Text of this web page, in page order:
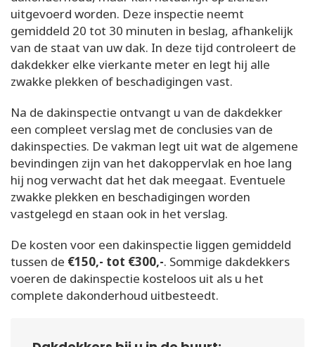
uitgevoerd worden. Deze inspectie neemt
gemiddeld 20 tot 30 minuten in beslag, afhankelijk
van de staat van uw dak. In deze tijd controleert de
dakdekker elke vierkante meter en legt hij alle
zwakke plekken of beschadigingen vast.
Na de dakinspectie ontvangt u van de dakdekker
een compleet verslag met de conclusies van de
dakinspecties. De vakman legt uit wat de algemene
bevindingen zijn van het dakoppervlak en hoe lang
hij nog verwacht dat het dak meegaat. Eventuele
zwakke plekken en beschadigingen worden
vastgelegd en staan ook in het verslag.
De kosten voor een dakinspectie liggen gemiddeld
tussen de €150,- tot €300,-. Sommige dakdekkers
voeren de dakinspectie kosteloos uit als u het
complete dakonderhoud uitbesteedt.